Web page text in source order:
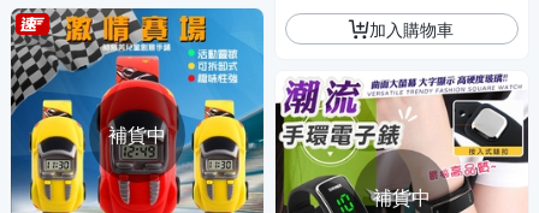
補貨中
加入購物車
補貨中